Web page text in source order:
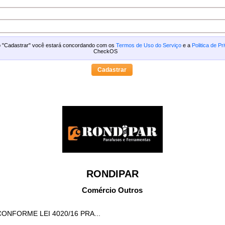
"Cadastrar" você estará concordando com os Termos de Uso do Serviçoe a Politica de
CheckOS
RONDIPAR
Comércio Outros
LEI 4020/16 PRA...